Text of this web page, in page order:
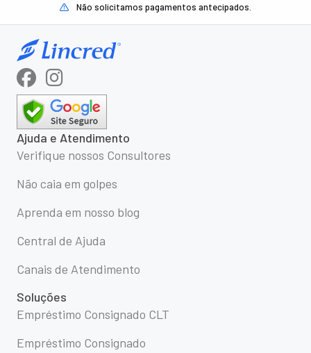
Não solicitamos pagamentos antecipados.
Ajuda e Atendimento
Verifique nossos Consultores
Não caia em golpes
Aprenda em nosso blog
Central de Ajuda
Canais de Atendimento
Soluções
Empréstimo Consignado CLT
Empréstimo Consignado